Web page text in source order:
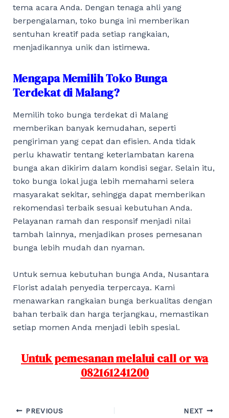
tema acara Anda. Dengan tenaga ahli yang
berpengalaman, toko bunga ini memberikan
sentuhan kreatif pada setiap rangkaian,
menjadikannya unik dan istimewa.
Mengapa Memilih Toko Bunga
Terdekat di Malang?
Memilih toko bunga terdekat di Malang
memberikan banyak kemudahan, seperti
pengiriman yang cepat dan efisien. Anda tidak
perlu khawatir tentang keterlambatan karena
bunga akan dikirim dalam kondisi segar. Selain itu,
toko bunga lokal juga lebih memahami selera
masyarakat sekitar, sehingga dapat memberikan
rekomendasi terbaik sesuai kebutuhan Anda.
Pelayanan ramah dan responsif menjadi nilai
tambah lainnya, menjadikan proses pemesanan
bunga lebih mudah dan nyaman.
Untuk semua kebutuhan bunga Anda, Nusantara
Florist adalah penyedia terpercaya. Kami
menawarkan rangkaian bunga berkualitas dengan
bahan terbaik dan harga terjangkau, memastikan
setiap momen Anda menjadi lebih spesial.
Untuk pemesanan melalui call or wa
082161241200
Post
PREVIOUS NEXT